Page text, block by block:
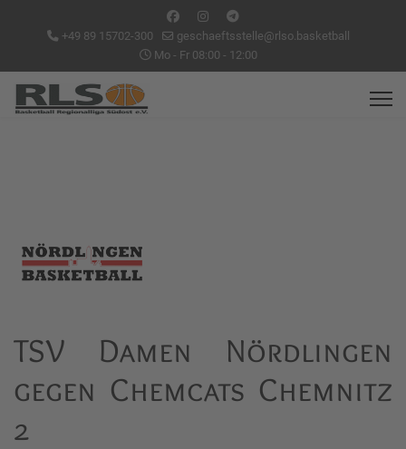
+49 89 15702-300
geschaeftsstelle@rlso.basketball
Mo - Fr 08:00 - 12:00
TSV Damen Nördlingen
gegen Chemcats Chemnitz
2